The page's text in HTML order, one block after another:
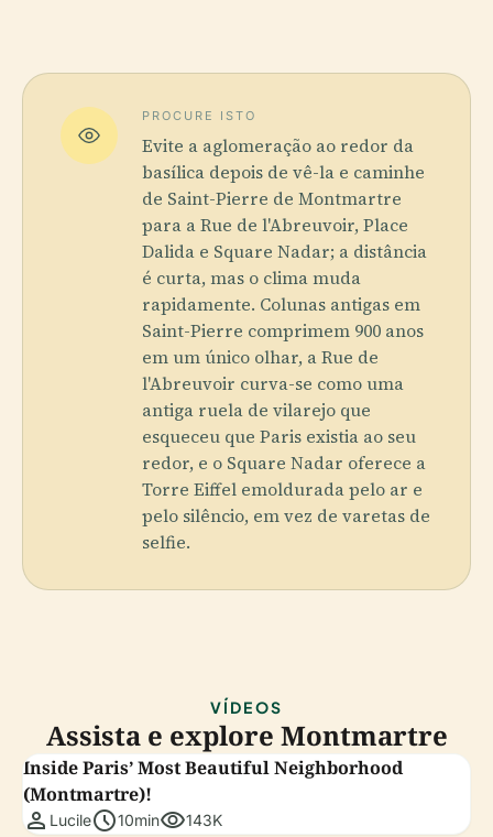
PROCURE ISTO
Evite a aglomeração ao redor da
basílica depois de vê-la e caminhe
de Saint-Pierre de Montmartre
para a Rue de l'Abreuvoir, Place
Dalida e Square Nadar; a distância
é curta, mas o clima muda
rapidamente. Colunas antigas em
Saint-Pierre comprimem 900 anos
em um único olhar, a Rue de
l'Abreuvoir curva-se como uma
antiga ruela de vilarejo que
esqueceu que Paris existia ao seu
redor, e o Square Nadar oferece a
Torre Eiffel emoldurada pelo ar e
pelo silêncio, em vez de varetas de
selfie.
VÍDEOS
Assista e explore Montmartre
Inside Paris’ Most Beautiful Neighborhood
(Montmartre)!
person Lucileschedule10minvisibility143K